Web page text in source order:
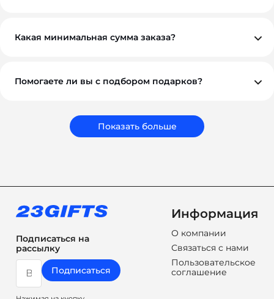
обсудим индивидуально. Для оптовых и
корпоративных клиентов возможны гибкие условия.
Какая минимальная сумма заказа?
Помогаете ли вы с подбором подарков?
сувениры, а решения, которые работают на ваш
Показать больше
Подписаться на
рассылку
Подписаться
Информация
О компании
Связаться с нами
Пользовательское
соглашение